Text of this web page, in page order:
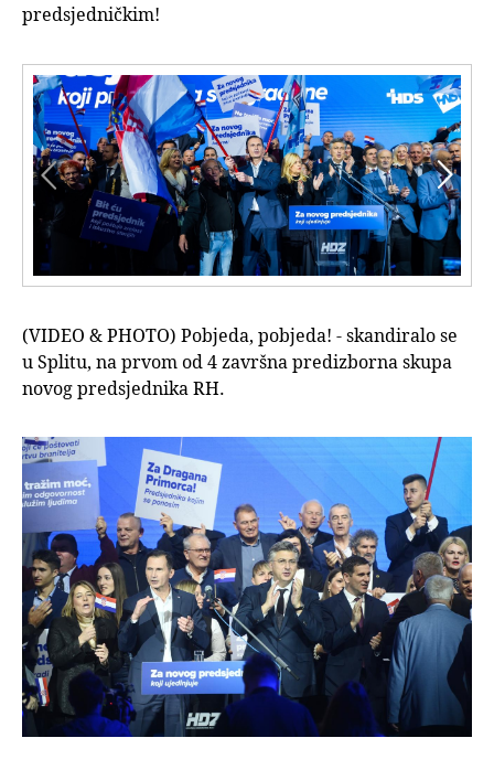
predsjedničkim!


(VIDEO & PHOTO) Pobjeda, pobjeda! - skandiralo se
u Splitu, na prvom od 4 završna predizborna skupa
novog predsjednika RH.